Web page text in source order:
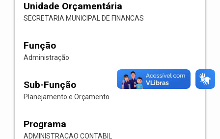
Unidade Orçamentária
SECRETARIA MUNICIPAL DE FINANCAS
Função
Administração
Sub-Função
Planejamento e Orçamento
Programa
ADMINISTRACAO CONTABIL